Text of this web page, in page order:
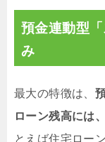
預金連動型
み
最大の特徴は、
ローン残高には
とえば住宅ロー